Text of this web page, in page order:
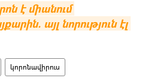
է միանում
այլ նորություն էլ
կորոնավիրուս